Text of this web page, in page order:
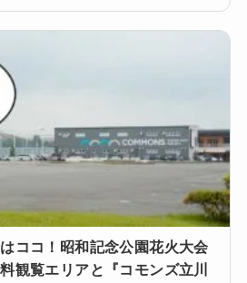
ココ！昭和記念公園花火大会
観覧エリアと『コモンズ立川